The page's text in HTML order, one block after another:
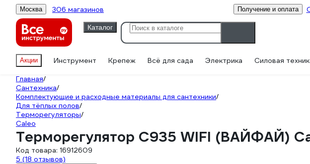
Москва 306 магазинов Получение и оплата
Каталог
Акции Инструмент Крепеж Всё для сада Электрика Силовая
Главная/
Сантехника/
Комплектующие и расходные материалы для сантехники/
Для тёплых полов/
Терморегуляторы/
Caleo
Терморегулятор C935 WIFI (ВАЙФАЙ)
Код товара: 16912609
5 (18 отзывов)